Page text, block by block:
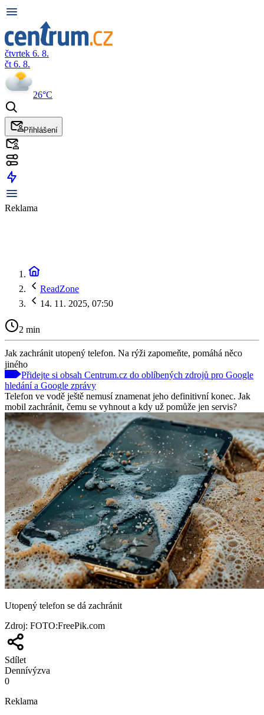
čtvrtek 6. 8.
čt 6. 8.
26°C
Přihlášení
Reklama
ReadZone
14. 11. 2025, 07:50
2 min
Jak zachránit utopený telefon. Na rýži zapomeňte, pomáhá něco
jiného
Přidejte si obsah Centrum.cz do oblíbených zdrojů pro Google
hledání a Google zprávy
Telefon ve vodě ještě nemusí znamenat jeho definitivní konec. Jak
mobil zachránit, čemu se vyhnout a kdy už pomůže jen servis?
Utopený telefon se dá zachránit
Zdroj: FOTO:FreePik.com
Sdílet
Dennívýzva
0
Reklama